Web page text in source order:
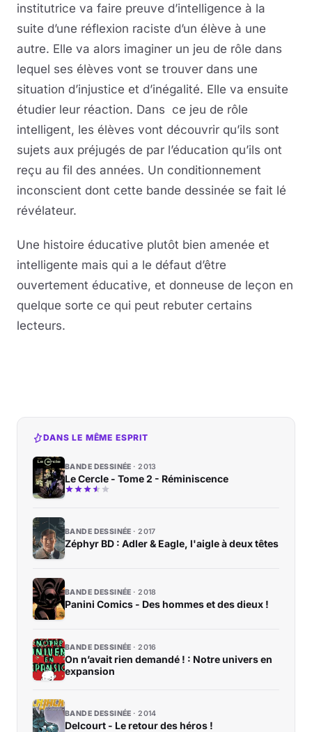
institutrice va faire preuve d’intelligence à la
suite d’une réflexion raciste d’un élève à une
autre. Elle va alors imaginer un jeu de rôle dans
lequel ses élèves vont se trouver dans une
situation d’injustice et d’inégalité. Elle va ensuite
étudier leur réaction. Dans ce jeu de rôle
intelligent, les élèves vont découvrir qu’ils sont
sujets aux préjugés de par l’éducation qu’ils ont
reçu au fil des années. Un conditionnement
inconscient dont cette bande dessinée se fait lé
révélateur.
Une histoire éducative plutôt bien amenée et
intelligente mais qui a le défaut d’être
ouvertement éducative, et donneuse de leçon en
quelque sorte ce qui peut rebuter certains
lecteurs.
DANS LE MÊME ESPRIT
BANDE DESSINÉE 2013
Le Cercle - Tome 2 - Réminiscence
BANDE DESSINÉE 2017
Zéphyr BD : Adler & Eagle, l'aigle à deux têtes
BANDE DESSINÉE 2018
Panini Comics - Des hommes et des dieux !
BANDE DESSINÉE 2016
On n’avait rien demandé ! : Notre univers en
expansion
BANDE DESSINÉE 2014
Delcourt - Le retour des héros !